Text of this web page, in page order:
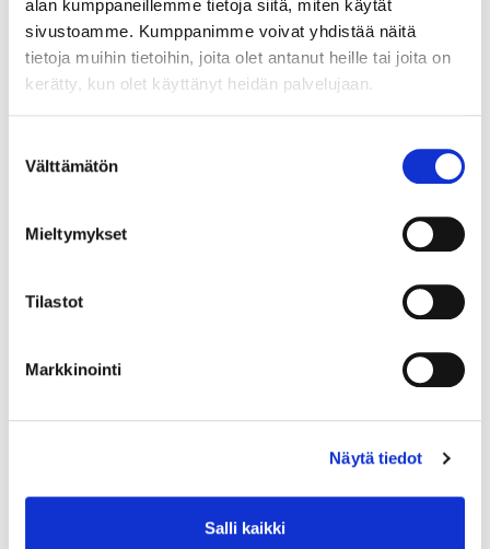
alan kumppaneillemme tietoja siitä, miten käytät
sivustoamme. Kumppanimme voivat yhdistää näitä
tietoja muihin tietoihin, joita olet antanut heille tai joita on
kerätty, kun olet käyttänyt heidän palvelujaan.
valinta
Välttämätön
Mieltymykset
Tilastot
Markkinointi
Näytä tiedot
Salli kaikki
Korvakorut Kalevala, Hiidenhirvi, korkeus 49mm, pronssia.
Tarjous